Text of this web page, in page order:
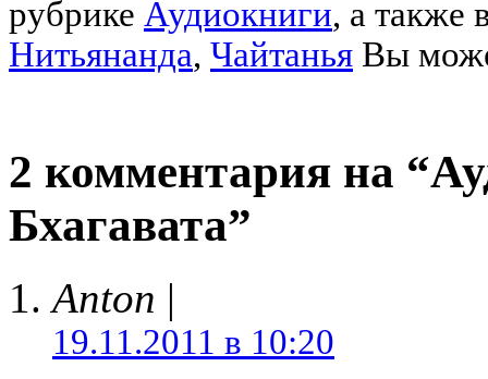
рубрике Аудиокниги, а также
Нитьянанда, Чайтанья Вы
2 комментария на
Бхагавата”
Anton |
19.11.2011 в 10:20